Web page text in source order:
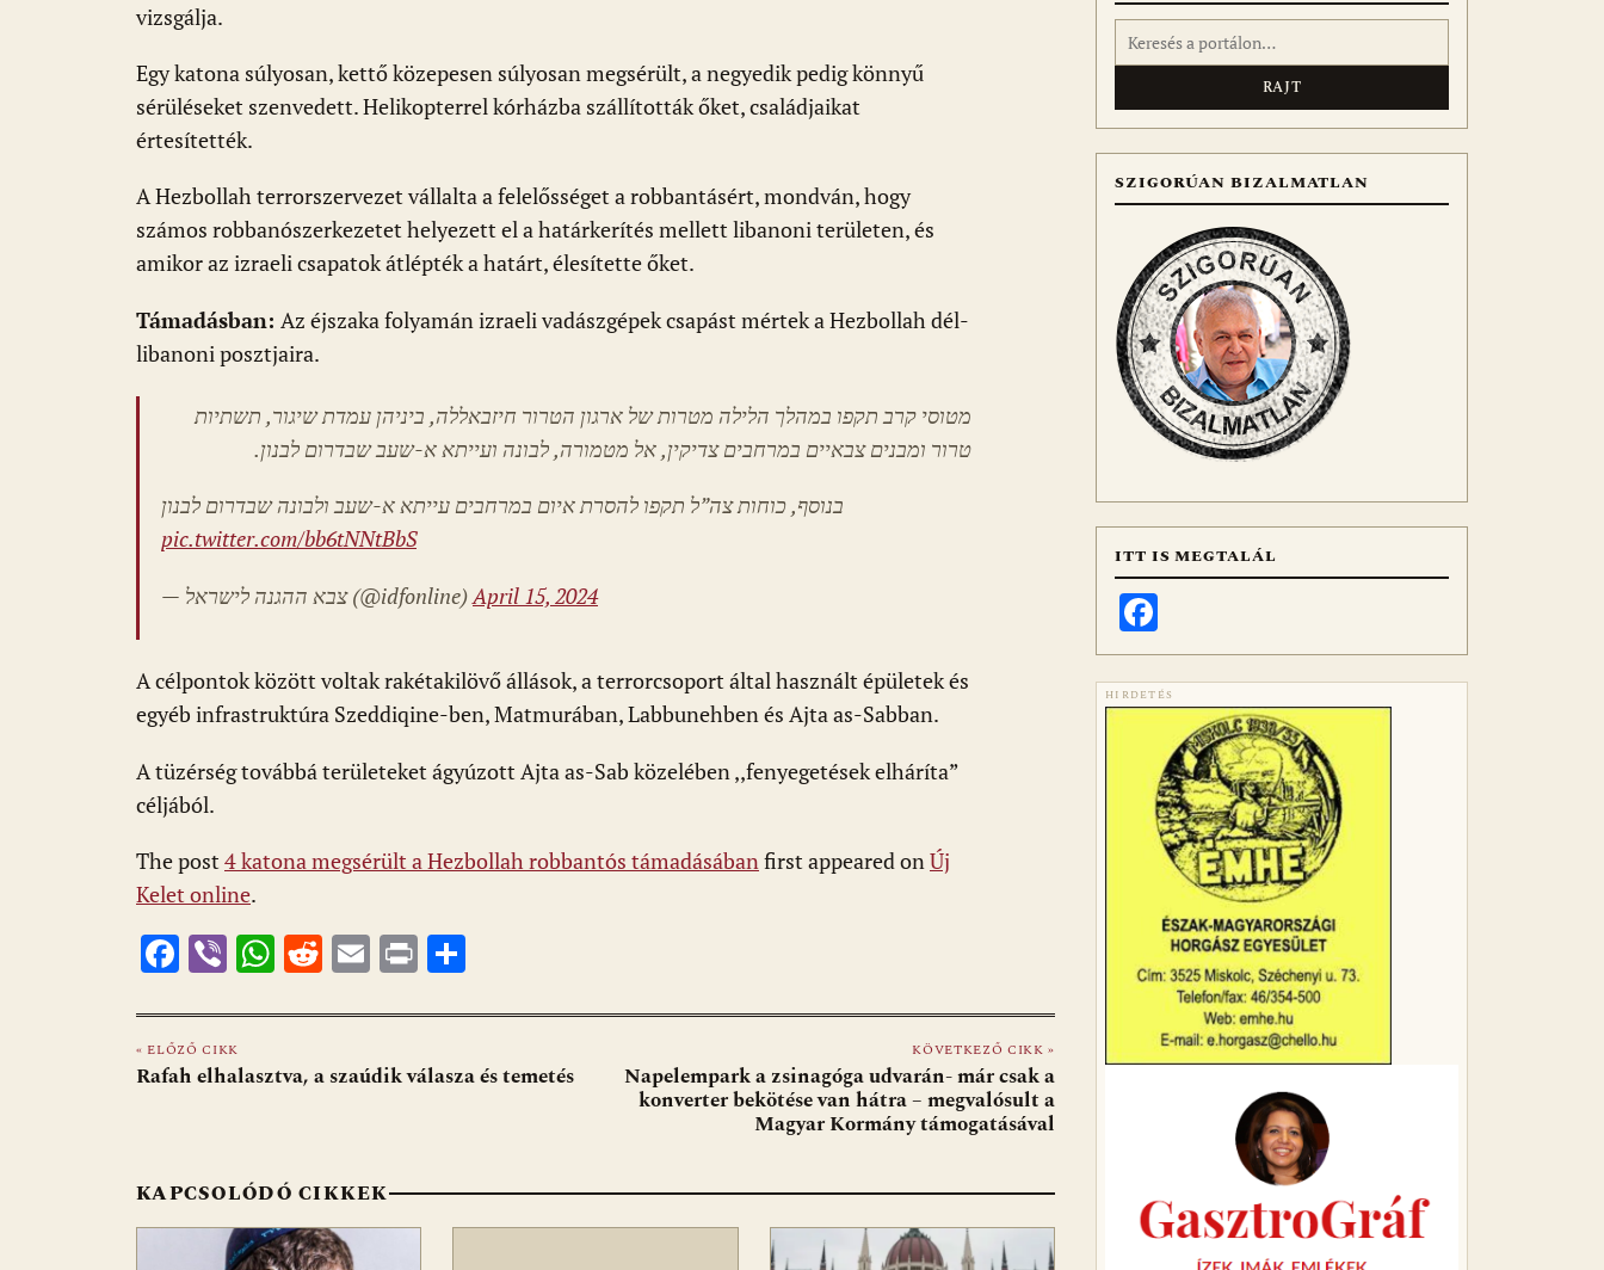
vizsgálja.
Egy katona súlyosan, kettő közepesen súlyosan megsérült, a negyedik pedig könnyű
sérüléseket szenvedett. Helikopterrel kórházba szállították őket, családjaikat
értesítették.
A Hezbollah terrorszervezet vállalta a felelősséget a robbantásért, mondván, hogy
számos robbanószerkezetet helyezett el a határkerítés mellett libanoni területen, és
amikor az izraeli csapatok átlépték a határt, élesítette őket.
Támadásban: Az éjszaka folyamán izraeli vadászgépek csapást mértek a Hezbollah dél-
libanoni posztjaira.
מטוסי קרב תקפו במהלך הלילה מטרות של ארגון הטרור חיזבאללה, ביניהן עמדת שיגור, תשתיות
טרור ומבנים צבאיים במרחבים צדיקין, אל מטמורה, לבונה ועייתא א-שעב שבדרום לבנון.
בנוסף, כוחות צה”ל תקפו להסרת איום במרחבים עייתא א-שעב ולבונה שבדרום לבנון
pic.twitter.com/bb6tNNtBbS
— צבא ההגנה לישראל (@idfonline) April 15, 2024
A célpontok között voltak rakétakilövő állások, a terrorcsoport által használt épületek és
egyéb infrastruktúra Szeddiqine-ben, Matmurában, Labbunehben és Ajta as-Sabban.
A tüzérség továbbá területeket ágyúzott Ajta as-Sab közelében ,,fenyegetések elháríta”
céljából.
The post 4 katona megsérült a Hezbollah robbantós támadásábanfirst appeared onÚj
Kelet online.
F
e
b
k
Vi
er
W
at
s
p
R
d
di
E
ai
l
Pr
t za
m
« ELŐZŐ CIKK
Rafah elhalasztva, a szaúdik válasza és temetés
KÖVETKEZŐ CIKK »
Napelempark a zsinagóga udvarán- már csak a
konverter bekötése van hátra – megvalósult a
Magyar Kormány támogatásával
KAPCSOLÓDÓ CIKKEK
Keresés:
SZIGORÚAN BIZALMATLAN
ITT IS MEGTALÁL
HIRDETÉS